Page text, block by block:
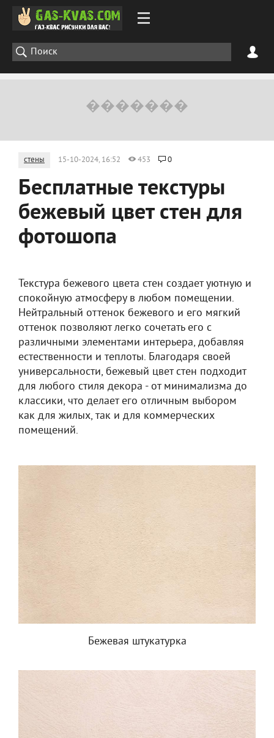
стены 15-10-2024, 16:52 453 0
Бесплатные текстуры
бежевый цвет стен для
фотошопа
Текстура бежевого цвета стен создает уютную и
спокойную атмосферу в любом помещении.
Нейтральный оттенок бежевого и его мягкий
оттенок позволяют легко сочетать его с
различными элементами интерьера, добавляя
естественности и теплоты. Благодаря своей
универсальности, бежевый цвет стен подходит
для любого стиля декора - от минимализма до
классики, что делает его отличным выбором
как для жилых, так и для коммерческих
помещений.
Бежевая штукатурка